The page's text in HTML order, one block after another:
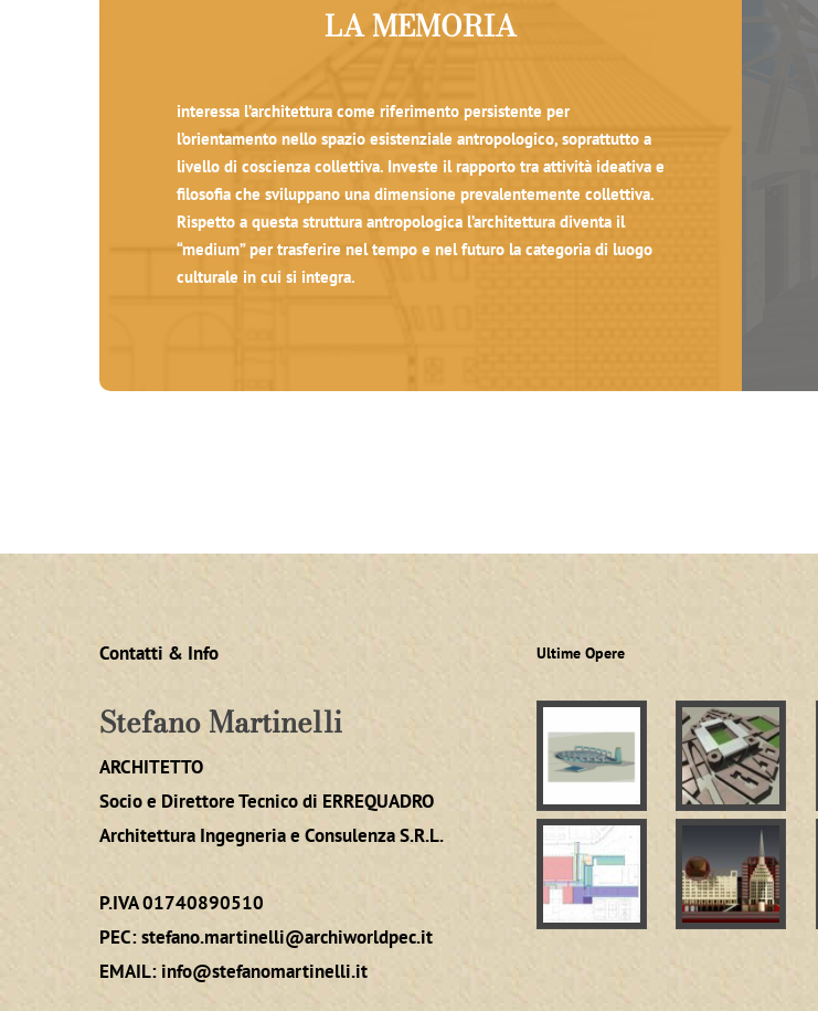
LA MEMORIA
interessa l’architettura come riferimento persistente per
l’orientamento nello spazio esistenziale antropologico, soprattutto a
livello di coscienza collettiva. Investe il rapporto tra attività ideativa e
filosofia che sviluppano una dimensione prevalentemente collettiva.
Rispetto a questa struttura antropologica l’architettura diventa il
“medium” per trasferire nel tempo e nel futuro la categoria di luogo
culturale in cui si integra.
Contatti & Info
Stefano Martinelli
ARCHITETTO
Socio e Direttore Tecnico di ERREQUADRO
Architettura Ingegneria e Consulenza S.R.L.
P.IVA 01740890510
PEC:stefano.martinelli@archiworldpec.it
EMAIL:info@stefanomartinelli.it
Ultime Opere